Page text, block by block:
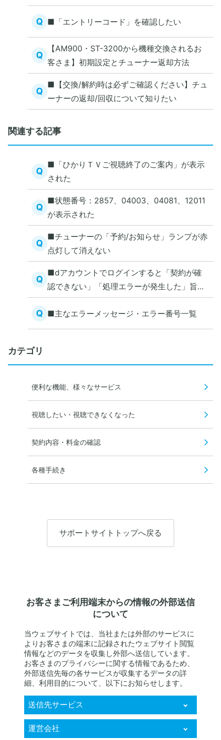
Q ■「エントリーコード」を確認したい
Q
【AM900・ST-3200から機種交換されるお
客さま】初期設定とチューナー返却方法
Q
■【交換/解約時は必ずご確認ください】チュ
ーナーの返却/回収について知りたい
関連する記事
Q
■「ひかりＴＶご視聴終了のご案内」が表示
された
Q
■状態番号：2857、04003、04081、12011
が表示された
Q
■チューナーの「予約/お知らせ」ランプが赤
点灯して消えない
Q
■dアカウントでログインすると「契約が確
認できない」「処理エラーが発生した」旨の
メッセージが表示される
Q ■主なエラーメッセージ・エラー番号一覧
カテゴリ
便利な機能、様々なサービス
視聴したい・視聴できなくなった
契約内容・料金の確認
各種手続き
サポートサイトトップへ戻る
お客さまご利用端末からの情報の外部送信
について
当ウェブサイトでは、当社または外部のサービスに
よりお客さまの端末に記録されたウェブサイト閲覧
情報などのデータを収集し外部へ送信しています。
お客さまのプライバシーに関する情報であるため、
外部送信先毎の各サービスが収集するデータの詳
細、利用目的について、以下にお知らせします。
送信先サービス
KARTE RightSupport
運営会社